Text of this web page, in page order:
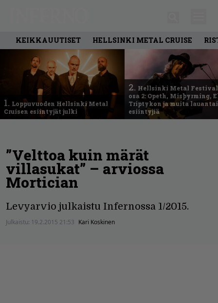
KEIKKAUUTISET HELLSINKI METAL CRUISE
1. Loppuvuoden Hellsinki Metal
Cruisen esiintyjät julki
2. Hellsinki Metal
osa 2: Opeth, Misþyrming,
Triptykon ja muita
esiintyjiä
”Velttoa kuin märät
villasukat” – arviossa
Mortician
Levyarvio julkaistu Infernossa 1/2015.
Julkaistu: 19.2.2015 21:53 Kari Koskinen